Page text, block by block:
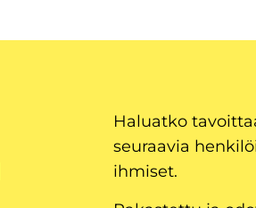
Haluatko
seuraavia
ihmiset.